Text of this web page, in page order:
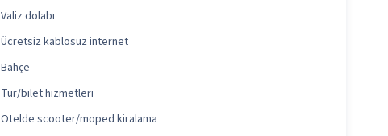
Valiz dolabı
Ücretsiz kablosuz internet
Bahçe
Tur/bilet hizmetleri
Otelde scooter/moped kiralama